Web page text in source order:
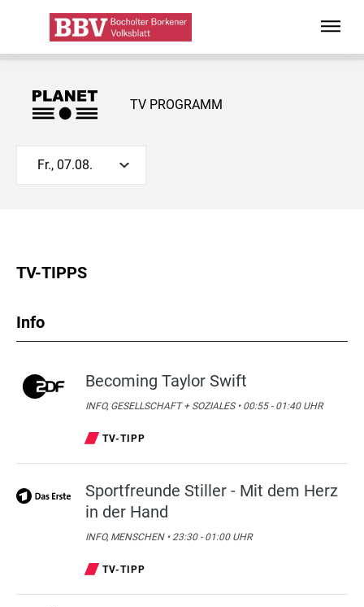
TV PROGRAMM
Fr., 07.08.
TV-TIPPS
Info
Becoming Taylor Swift
INFO, GESELLSCHAFT + SOZIALES • 00:55 - 01:40 UHR
TV-TIPP
Sportfreunde Stiller - Mit dem Herz
in der Hand
INFO, MENSCHEN • 23:30 - 01:00 UHR
TV-TIPP